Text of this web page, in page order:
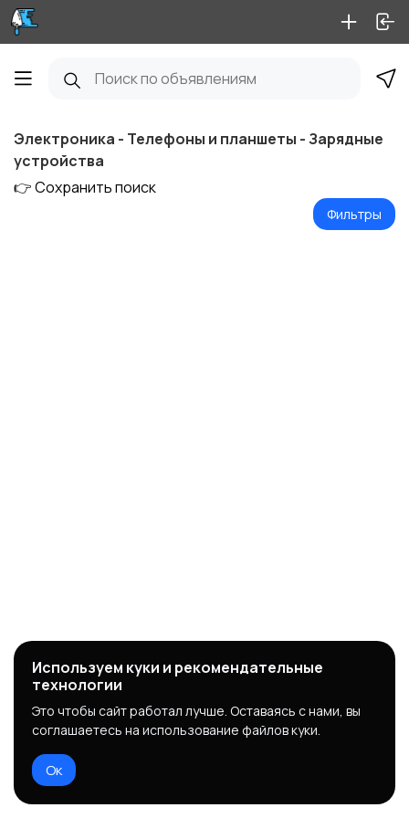
Электроника - Телефоны и планшеты - Зарядные
устройства
👉 Сохранить поиск
Фильтры
Используем куки и рекомендательные
технологии
Это чтобы сайт работал лучше. Оставаясь с нами, вы
соглашаетесь на использование файлов куки.
Ок